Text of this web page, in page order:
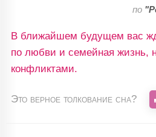
по
В ближайшем будущем вас
по любви и семейная жизнь,
конфликтами.
Это верное толкование сна?